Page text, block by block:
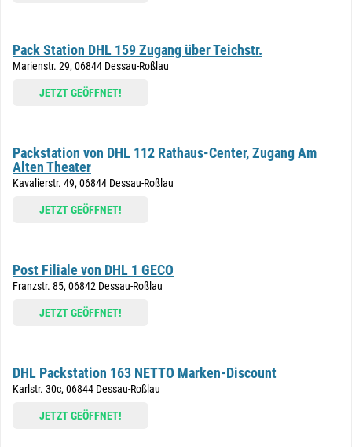
Pack Station DHL 159 Zugang über Teichstr.
Marienstr. 29, 06844 Dessau-Roßlau
JETZT GEÖFFNET!
Packstation von DHL 112 Rathaus-Center, Zugang Am
Alten Theater
Kavalierstr. 49, 06844 Dessau-Roßlau
JETZT GEÖFFNET!
Post Filiale von DHL 1 GECO
Franzstr. 85, 06842 Dessau-Roßlau
JETZT GEÖFFNET!
DHL Packstation 163 NETTO Marken-Discount
Karlstr. 30c, 06844 Dessau-Roßlau
JETZT GEÖFFNET!